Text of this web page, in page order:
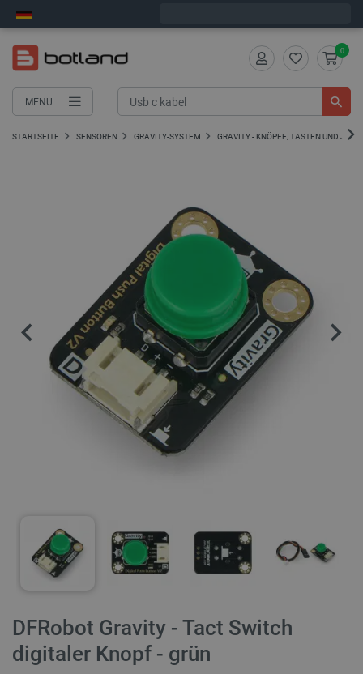
MENU
0
STARTSEITE SENSOREN GRAVITY-SYSTEM GRAVITY - KNÖPFE, TASTEN UND
DFRobot Gravity - Tact Switch
digitaler Knopf - grün